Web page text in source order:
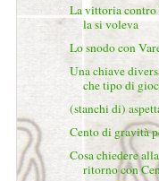
La vittoria contro
la si voleva
Lo snodo con
Una chiave
che tipo di
(stanchi di)
Cento di gravità
Cosa chiedere
ritorno con